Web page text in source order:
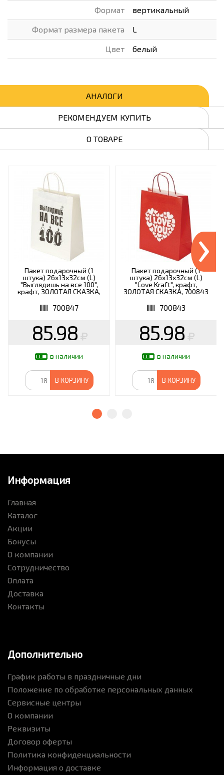
Формат вертикальный
Формат размера пакета L
Цвет белый
АНАЛОГИ
РЕКОМЕНДУЕМ КУПИТЬ
О ТОВАРЕ
Пакет подарочный (1
штука) 26х13х32см (L)
"Выглядишь на все 100",
крафт, ЗОЛОТАЯ СКАЗКА,
700847
85.98
в наличии
В КОРЗИНУ
Пакет подарочный (1
штука) 26х13х32см (L)
"Love Kraft", крафт,
ЗОЛОТАЯ СКАЗКА, 700843
700843
85.98
в наличии
В КОРЗИНУ
›
Информация
Главная
Каталог
Акции
Бонусы
О компании
Сотрудничество
Оплата
Доставка
Контакты
Дополнительно
График работы в праздничные дни
Положение по обработке персональных данных
Сервисные центры
О компании
Реквизиты
Договор оферты
Политика конфиденциальности
Информация о доставке